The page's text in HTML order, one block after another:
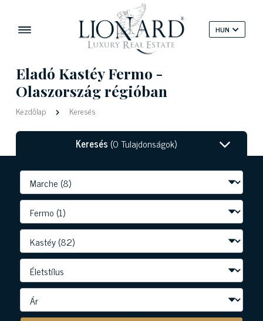
HUN
Eladó Kastéy Fermo -
Olaszország régióban
Kezdőlap Keresés
Keresés (0 Tulajdonságok)